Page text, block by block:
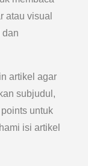
atau visual
dan
artikel agar
subjudul,
untuk
isi artikel